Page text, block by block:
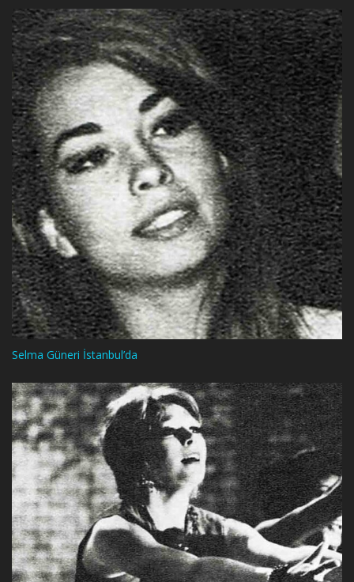
Selma Güneri İstanbul’da